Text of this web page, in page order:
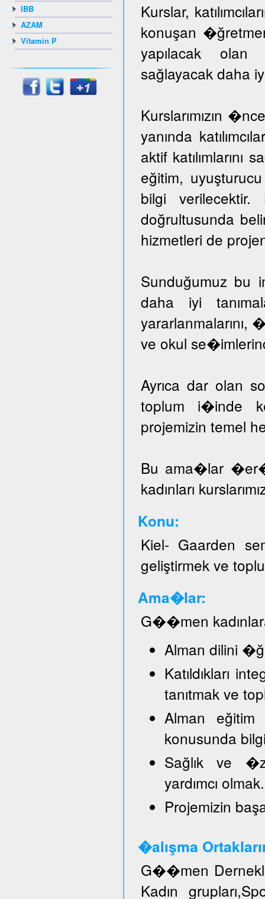
IBB
AZAM
Vitamin P
Kurslar,
konuşan
yapılacak olan
sağlayacak daha
Kurslarımızın
yanında
aktif
eğitim,
bilgi verilecektir.
doğrultusunda
hizmetleri de
Sunduğumuz bu
daha iyi
yararlanmalarını,
ve okul
Ayrıca dar olan
toplum i�inde
projemizin temel
Bu ama�lar
kadınları
Konu:
Kiel- Gaarden
geliştirmek ve
Ama�lar:
G��men
Alman dilini
Katıldıkları
tanıtmak ve
Alman
konusunda
Sağlık ve
yardımcı olmak.
Projemizin
�alışma
G��men
Kadın